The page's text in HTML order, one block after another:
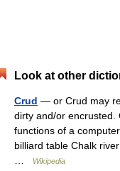
Look at other
Crud — or Crud may
dirty and/or encrusted.
functions of a
billiard table Chalk
Wikipedia